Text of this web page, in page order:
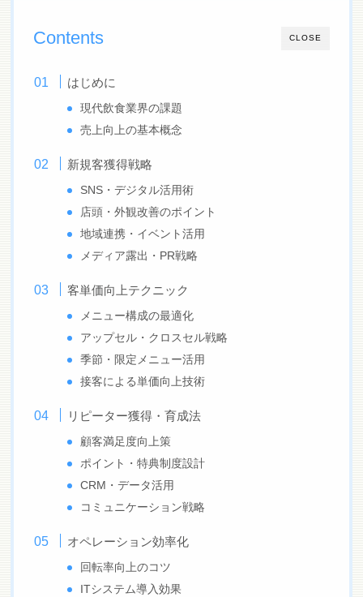
CLOSE
Contents
はじめに
現代飲食業界の課題
売上向上の基本概念
新規客獲得戦略
SNS・デジタル活用術
店頭・外観改善のポイント
地域連携・イベント活用
メディア露出・PR戦略
客単価向上テクニック
メニュー構成の最適化
アップセル・クロスセル戦略
季節・限定メニュー活用
接客による単価向上技術
リピーター獲得・育成法
顧客満足度向上策
ポイント・特典制度設計
CRM・データ活用
コミュニケーション戦略
オペレーション効率化
回転率向上のコツ
ITシステム導入効果